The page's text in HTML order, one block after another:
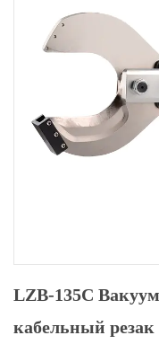
LZB-135C
кабельный резак